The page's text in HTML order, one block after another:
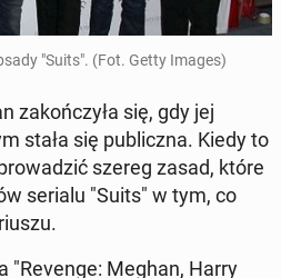
"Suits". (Fot. Getty Images)
za­koń­czy­ła się, gdy jej
stała się pu­blicz­na. Kiedy to
szereg zasad, które
serialu "Suits" w tym, co
"Revenge: Meghan, Harry